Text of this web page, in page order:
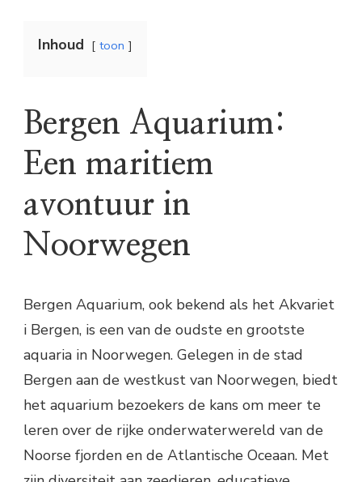
Inhoud toon
Bergen Aquarium:
Een maritiem
avontuur in
Noorwegen
Bergen Aquarium, ook bekend als het Akvariet
i Bergen, is een van de oudste en grootste
aquaria in Noorwegen. Gelegen in de stad
Bergen aan de westkust van Noorwegen, biedt
het aquarium bezoekers de kans om meer te
leren over de rijke onderwaterwereld van de
Noorse fjorden en de Atlantische Oceaan. Met